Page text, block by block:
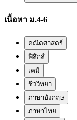
เนื้อหา ม.4-6
คณิตศาสตร์
ฟิสิกส์
เคมี
ชีววิทยา
ภาษาอังกฤษ
ภาษาไทย